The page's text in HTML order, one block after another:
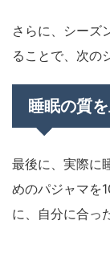
さらに、シーズ
ることで、次の
睡眠の質
最後に、実際に
めのパジャマを
に、自分に合っ